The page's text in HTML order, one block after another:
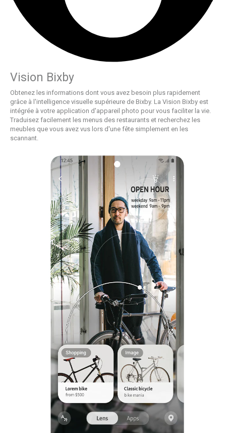
Vision Bixby
Obtenez les informations dont vous avez besoin plus rapidement
grâce à l'intelligence visuelle supérieure de Bixby. La Vision Bixby est
intégrée à votre application d'appareil photo pour vous faciliter la vie.
Traduisez facilement les menus des restaurants et recherchez les
meubles que vous avez vus lors d'une fête simplement en les
scannant.